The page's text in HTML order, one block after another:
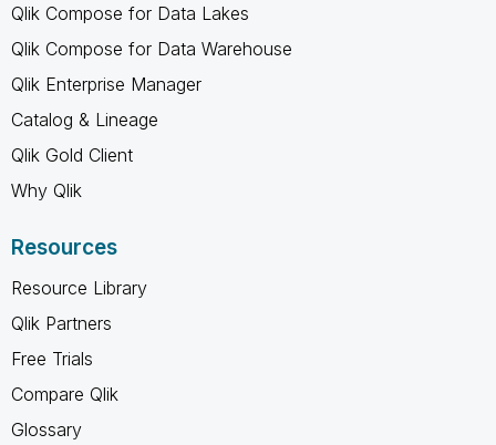
Qlik Compose for Data Lakes
Qlik Compose for Data Warehouse
Qlik Enterprise Manager
Catalog & Lineage
Qlik Gold Client
Why Qlik
Resources
Resource Library
Qlik Partners
Free Trials
Compare Qlik
Glossary